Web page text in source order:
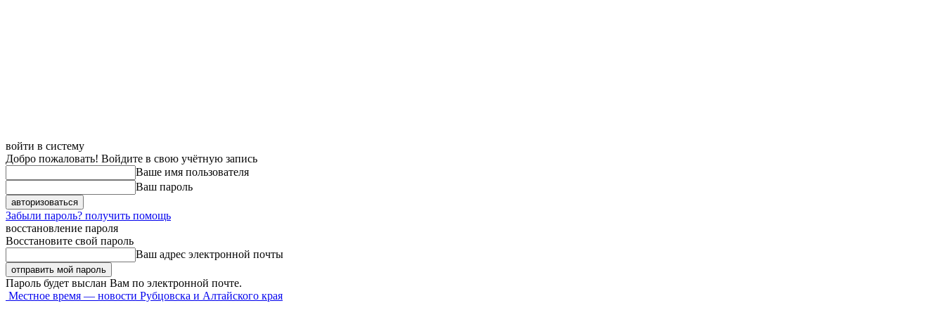
войти в систему
Добро пожаловать! Войдите в свою учётную запись
Ваше имя пользователя
Ваш пароль
Забыли пароль? получить помощь
восстановление пароля
Восстановите свой пароль
Ваш адрес электронной почты
Пароль будет выслан Вам по электронной почте.
Местное время — новости Рубцовска и Алтайского края